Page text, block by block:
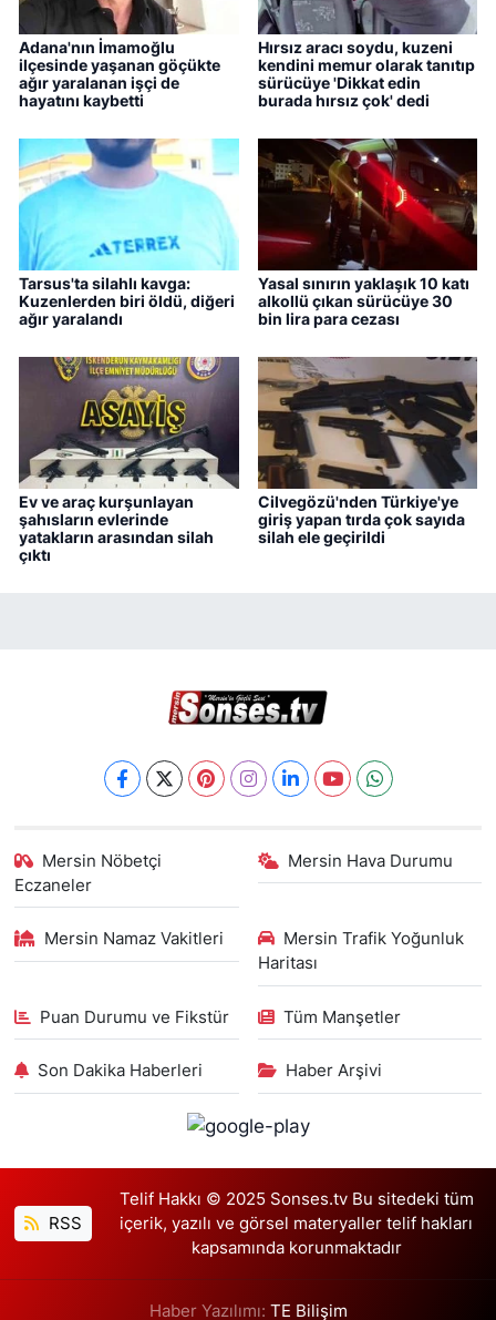
Adana'nın İmamoğlu
ilçesinde yaşanan göçükte
ağır yaralanan işçi de
hayatını kaybetti
Hırsız aracı soydu, kuzeni
kendini memur olarak tanıtıp
sürücüye 'Dikkat edin
burada hırsız çok' dedi
Tarsus'ta silahlı kavga:
Kuzenlerden biri öldü, diğeri
ağır yaralandı
Yasal sınırın yaklaşık 10 katı
alkollü çıkan sürücüye 30
bin lira para cezası
Ev ve araç kurşunlayan
şahısların evlerinde
yatakların arasından silah
çıktı
Cilvegözü'nden Türkiye'ye
giriş yapan tırda çok sayıda
silah ele geçirildi
Mersin Nöbetçi
Eczaneler
Mersin Hava Durumu
Mersin Namaz Vakitleri
Mersin Trafik Yoğunluk
Haritası
Puan Durumu ve Fikstür Tüm Manşetler
Son Dakika Haberleri Haber Arşivi
RSS
Telif Hakkı © 2025 Sonses.tv Bu sitedeki tüm
içerik, yazılı ve görsel materyaller telif hakları
kapsamında korunmaktadır
Haber Yazılımı: TE Bilişim